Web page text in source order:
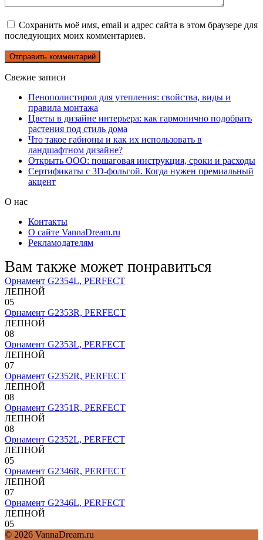
Сохранить моё имя, email и адрес сайта в этом браузере для
последующих моих комментариев.
Свежие записи
Пенополистирол для утепления: свойства, виды и
правила монтажа
Цветы в дизайне интерьера: как гармонично подобрать
растения под стиль дома
Что такое габионы и как их использовать в
ландшафтном дизайне?
Открыть ООО: пошаговая инструкция, сроки и расходы
Сертификаты с 3D-фольгой. Когда нужен премиальный
акцент
О нас
Контакты
О сайте VannaDream.ru
Рекламодателям
Вам также может понравиться
Орнамент G2354L, PERFECT
ЛЕПНОЙ
05
Орнамент G2353R, PERFECT
ЛЕПНОЙ
08
Орнамент G2353L, PERFECT
ЛЕПНОЙ
07
Орнамент G2352R, PERFECT
ЛЕПНОЙ
08
Орнамент G2351R, PERFECT
ЛЕПНОЙ
08
Орнамент G2352L, PERFECT
ЛЕПНОЙ
05
Орнамент G2346R, PERFECT
ЛЕПНОЙ
07
Орнамент G2346L, PERFECT
ЛЕПНОЙ
05
© 2026 VannaDream.ru